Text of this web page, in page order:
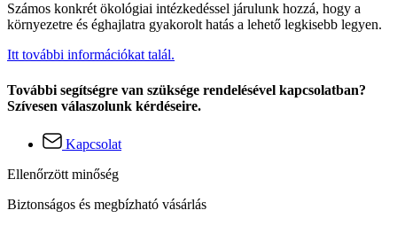
Számos konkrét ökológiai intézkedéssel járulunk hozzá, hogy a
környezetre és éghajlatra gyakorolt hatás a lehető legkisebb legyen.
Itt további információkat talál.
További segítségre van szüksége rendelésével kapcsolatban?
Szívesen válaszolunk kérdéseire.
Kapcsolat
Ellenőrzött minőség
Biztonságos és megbízható vásárlás